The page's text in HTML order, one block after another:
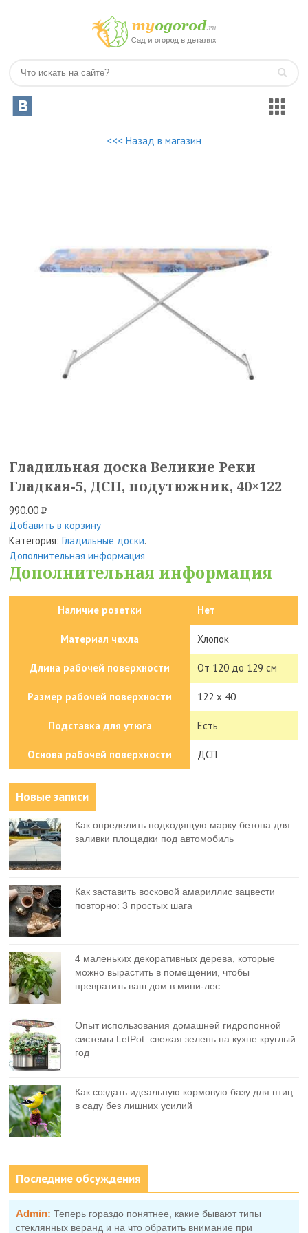
<<< Назад в магазин
Гладильная доска Великие Реки
Гладкая-5, ДСП, подутюжник, 40×122
990.00Р
УБ.
Добавить в корзину
Категория:Гладильные доски.
Дополнительная информация
Дополнительная информация
Наличие розетки Нет
Материал чехла Хлопок
Длина рабочей поверхности От 120 до 129 см
Размер рабочей поверхности 122 x 40
Подставка для утюга Есть
Основа рабочей поверхности ДСП
Новые записи
Как определить подходящую марку бетона для
заливки площадки под автомобиль
Как заставить восковой амариллис зацвести
повторно: 3 простых шага
4 маленьких декоративных дерева, которые
можно вырастить в помещении, чтобы
превратить ваш дом в мини-лес
Опыт использования домашней гидропонной
системы LetPot: свежая зелень на кухне круглый
год
Как создать идеальную кормовую базу для птиц
в саду без лишних усилий
Последние обсуждения
Admin: Теперь гораздо понятнее, какие бывают типы
стеклянных веранд и на что обратить внимание при